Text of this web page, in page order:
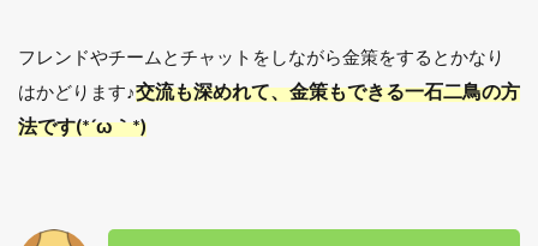
フレンドやチームとチャットをしながら金策をするとかなり
はかどります♪交流も深めれて、金策もできる一石二鳥の方
法です(*´ω｀*)